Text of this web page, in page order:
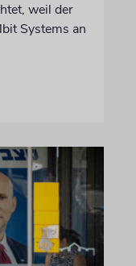
weil der
Systems an